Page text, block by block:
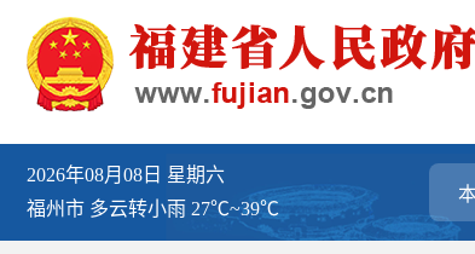
2026年08月08日 星期六
福州市 多云转小雨 27℃~39℃